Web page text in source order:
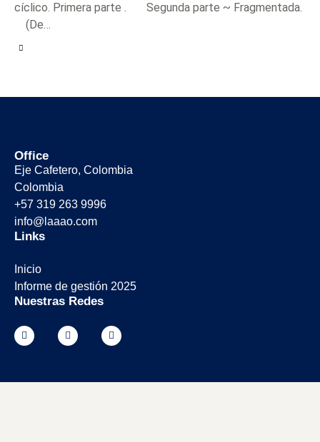
cíclico. Primera parte . Segunda parte ~ Fragmentada.
(De…
Office
Eje Cafetero, Colombia
Colombia
+57 319 263 9996
info@laaao.com
Links
Inicio
Informe de gestión 2025
Nuestras Redes